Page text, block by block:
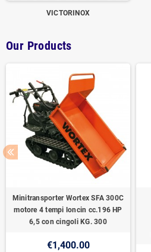
VICTORINOX
Our Products
Minitransporter Wortex SFA 300C
motore 4 tempi loncin cc.196 HP
6,5 con cingoli KG. 300
€1,400.00